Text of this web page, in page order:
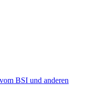
BSI und anderen